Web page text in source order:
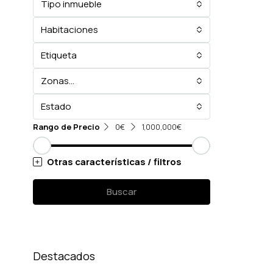
Tipo inmueble
Habitaciones
Etiqueta
Zonas...
Estado
Rango de Precio 0€ 1,000,000€
Otras características / filtros
Buscar
Destacados